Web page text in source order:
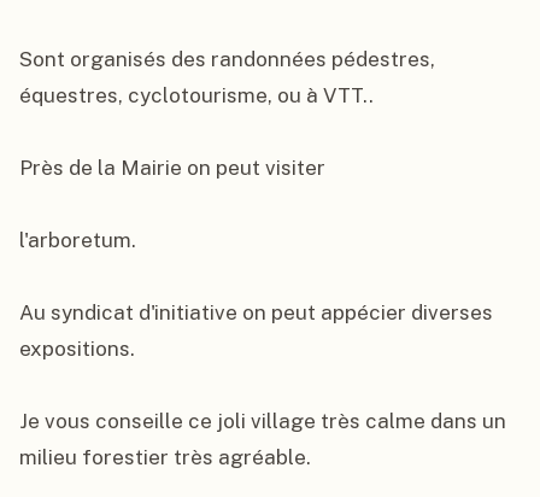
Sont organisés des randonnées pédestres,
équestres, cyclotourisme, ou à VTT..
Près de la Mairie on peut visiter
l'arboretum.
Au syndicat d'initiative on peut appécier diverses
expositions.
Je vous conseille ce joli village très calme dans un
milieu forestier très agréable.